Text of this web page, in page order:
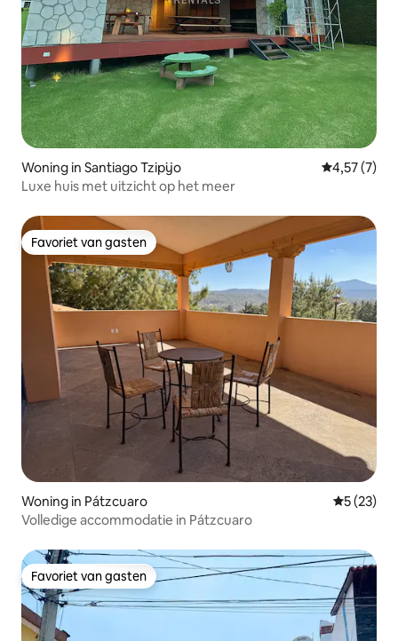
Woning in Santiago Tzipijo
4,57 (7)
Luxe huis met uitzicht op het meer
Favoriet van gasten
Favoriet van gasten
Woning in Pátzcuaro
5 (23)
Volledige accommodatie in Pátzcuaro
Favoriet van gasten
Favoriet van gasten